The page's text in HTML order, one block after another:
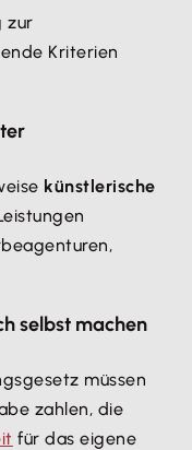
zur
Kriterien
künstlerische
selbst machen
müssen
zahlen, die
für das eigene